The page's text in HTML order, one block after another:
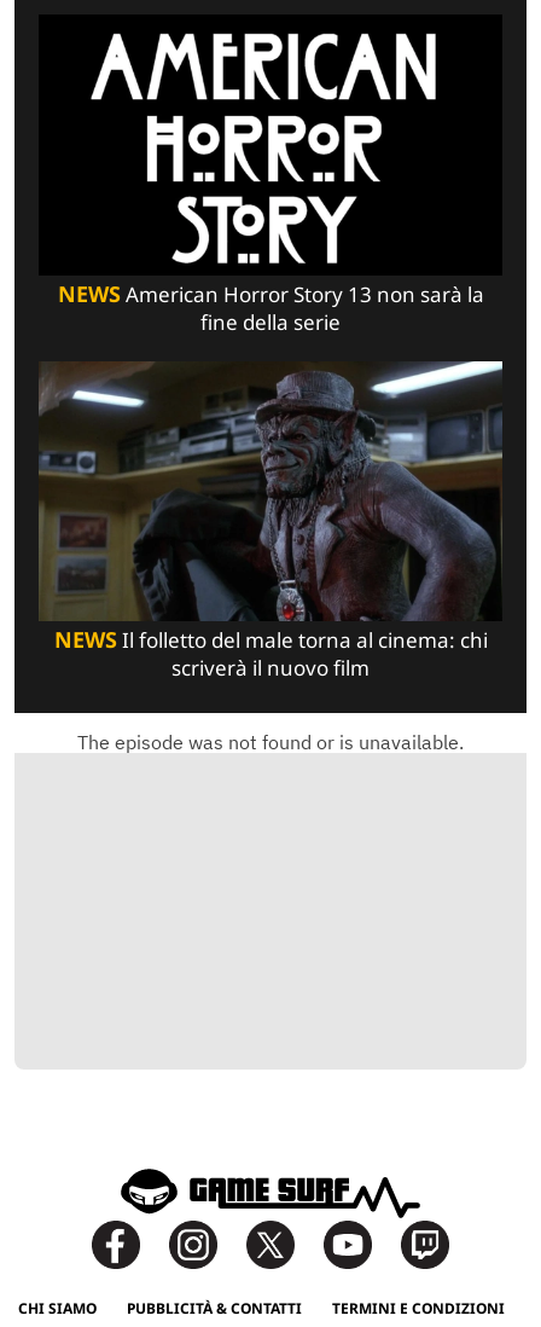
NEWSAmerican Horror Story 13 non sarà la
fine della serie
NEWSIl folletto del male torna al cinema: chi
scriverà il nuovo film
CHI SIAMO PUBBLICITÀ & CONTATTI TERMINI E CONDIZIONI